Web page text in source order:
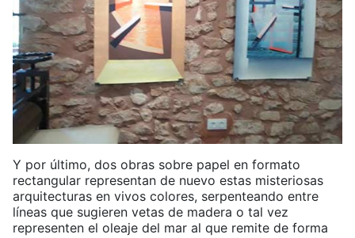
Y por último, dos obras sobre papel en formato
rectangular representan de nuevo estas misteriosas
arquitecturas en vivos colores, serpenteando entre
líneas que sugieren vetas de madera o tal vez
representen el oleaje del mar al que remite de forma